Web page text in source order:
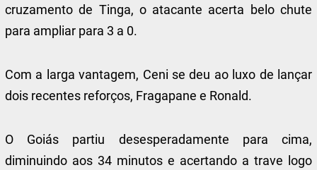
cruzamento de Tinga, o atacante acerta belo chute
para ampliar para 3 a 0.
Com a larga vantagem, Ceni se deu ao luxo de lançar
dois recentes reforços, Fragapane e Ronald.
O Goiás partiu desesperadamente para cima,
diminuindo aos 34 minutos e acertando a trave logo